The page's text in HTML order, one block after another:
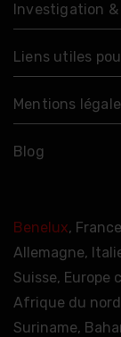
Investigation
Liens utiles
Mentions
Blog
Benelux,
Allemagne,
Suisse, Europe
Afrique du nord
Suriname,